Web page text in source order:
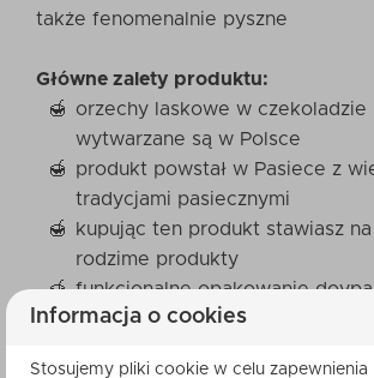
także fenomenalnie pyszne
Główne zalety produktu:
orzechy laskowe w czekoladzie
wytwarzane są w Polsce
produkt powstał w Pasiece z
tradycjami pasiecznymi
kupując ten produkt stawiasz
rodzime produkty
funkcjonalne opakowanie
umożliwia wielkorktone
Informacja o cookies
Stosujemy pliki cookie w celu zapewnienia